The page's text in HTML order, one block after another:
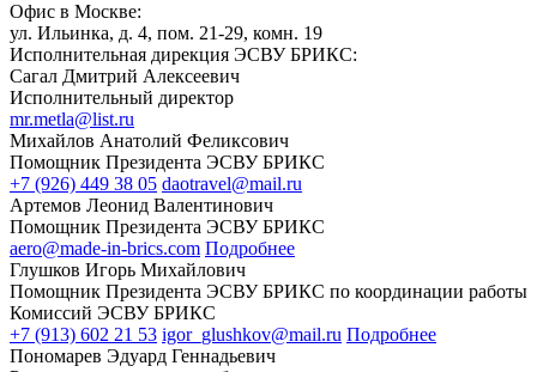
Офис в Москве:
ул. Ильинка, д. 4, пом. 21-29, комн. 19
Исполнительная дирекция ЭСВУ БРИКС:
Сагал Дмитрий Алексеевич
Исполнительный директор
mr.metla@list.ru
Михайлов Анатолий Феликсович
Помощник Президента ЭСВУ БРИКС
+7 (926) 449 38 05 daotravel@mail.ru
Артемов Леонид Валентинович
Помощник Президента ЭСВУ БРИКС
aero@made-in-brics.com Подробнее
Глушков Игорь Михайлович
Помощник Президента ЭСВУ БРИКС по координации работы
Комиссий ЭСВУ БРИКС
+7 (913) 602 21 53 igor_glushkov@mail.ru Подробнее
Пономарев Эдуард Геннадьевич